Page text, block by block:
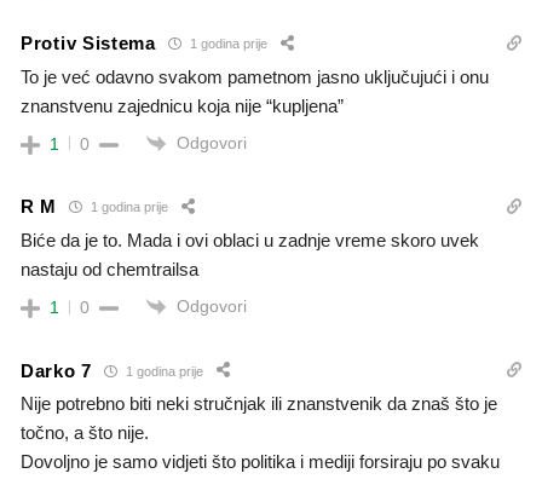
Protiv Sistema 1 godina prije
To je već odavno svakom pametnom jasno uključujući i onu
znanstvenu zajednicu koja nije “kupljena”
1 0 Odgovori
R M 1 godina prije
Biće da je to. Mada i ovi oblaci u zadnje vreme skoro uvek
nastaju od chemtrailsa
1 0 Odgovori
Darko 7 1 godina prije
Nije potrebno biti neki stručnjak ili znanstvenik da znaš što je
točno, a što nije.
Dovoljno je samo vidjeti što politika i mediji forsiraju po svaku